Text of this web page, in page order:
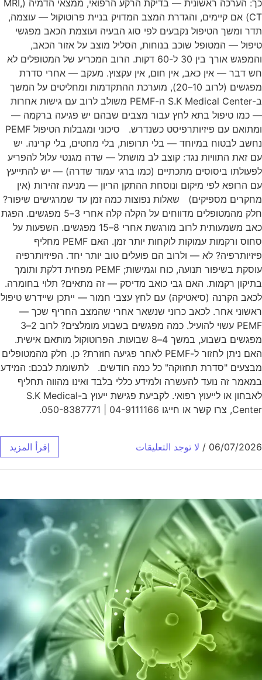
כך: הערכה ראשונית — בדיקת הרקע הרפואי, ממצאי הדמיה (MRI,
CT) אם קיימים, והגדרת המצב המדויק בניית פרוטוקול — עוצמה,
תדר ומשך הטיפול נקבעים לפי סוג הבעיה ועוצמת הכאב מפגשי
טיפול — המטופל שוכב בנוחות, הסליל מוצב על אזור הכאב,
והמפגש אורך בין 30 ל-60 דקות. הרוב המכריע של המטופלים לא
חש דבר — אין כאב, אין חום, אין עקצוץ. מעקב — אחרי סדרת
מפגשים (לרוב 10–20), מוערכת ההתקדמות ומחליטים על המשך
ב-S.K Medical Center ה-PEMF משולב לרוב עם גישות אחרות
— כמו טיפול בתא לחץ עבור מצבים שבהם יש פגיעה ברקמה —
ומתואם עם פיזיותרפיסט כשנדרש. סיכוני ומגבלות הטיפול PEMF
נחשב לבטוח במיוחד — בלי תרופות, בלי מחטים, בלי קרינה. יש
עם זאת התוויות נגד: קוצב לב מושתל — שדה מגנטי עלול להפריע
לפעולתו ביסוסים מתכתיים (כמו ברגי עמוד שדרה) — יש להתייעץ
עם הרופא לפי מיקום ונוסחת ההתקן הריון — מניעה זהירות (אין
מחקרים מספיקים) שאלות נפוצות כמה זמן עד שמרגישים שיפור?
חלק מהמטופלים מדווחים על הקלה קלה אחרי 3–5 מפגשים. הפגת
כאב משמעותית לרוב מורגשת אחרי 8–15 מפגשים. השפעות על
סחוס ורקמות עמוקות לוקחות יותר זמן. האם PEMF מחליף
פיזיותרפיה? לא — ולרוב הם פועלים טוב יותר יחד. הפיזיותרפיה
עוסקת בשיפור תנועה, כוח וגמישות; PEMF מפחית דלקת ותומך
בתיקון רקמות. האם גבי כואב מדיסק — זה מתאים? תלוי בחומרה.
לכאב הקרנה (סיאטיקה) עם לחץ עצבי חמור — ייתכן שיידרש טיפול
ראשוני אחר. לכאב כרוני שנשאר אחרי שהמצב החריף שכך —
PEMF עשוי להועיל. כמה מפגשים בשבוע מומלצים? לרוב 2–3
מפגשים בשבוע, במשך 4–8 שבועות. הפרוטוקול מותאם אישית.
האם ניתן לחזור ל-PEMF לאחר פגיעה חוזרת? כן. חלק מהמטופלים
מבצעים "סדרת תחזוקה" כל כמה חודשים. לתשומת לבכם: המידע
במאמר זה נועד להעשרה ולמידע כללי בלבד ואינו מהווה תחליף
לאבחון או לייעוץ רפואי. לקביעת פגישת ייעוץ ב-S.K Medical
Center, צרו קשר או חייגו 04-9111166 | 050-8387771.
06/07/2026
/ لا توجد التعليقات إقرأ المزيد